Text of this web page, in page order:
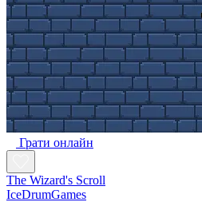
Грати онлайн
The Wizard's Scroll
IceDrumGames